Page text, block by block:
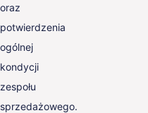
oraz
potwierdzenia
ogólnej
kondycji
zespołu
sprzedażowego.